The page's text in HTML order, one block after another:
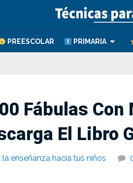
PREESCOLAR PRIMARIA
Fábulas Con
El Libro
enseñanza hacia tus niños